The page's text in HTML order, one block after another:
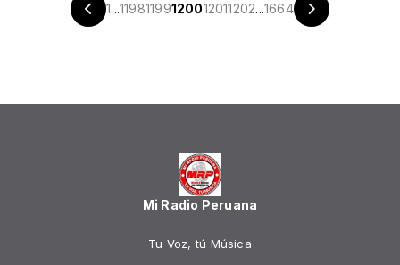
1...11981199120012011202...1664
Mi Radio Peruana
Tu Voz, tú Música